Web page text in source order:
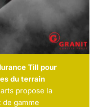
Till pour
du terrain
propose la
gamme